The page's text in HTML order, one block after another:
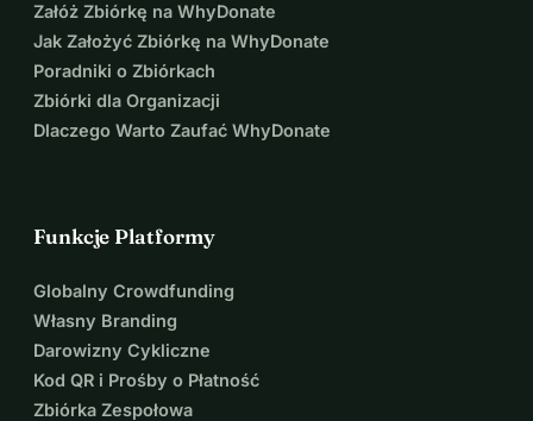
Załóż Zbiórkę na WhyDonate
Jak Założyć Zbiórkę na WhyDonate
Poradniki o Zbiórkach
Zbiórki dla Organizacji
Dlaczego Warto Zaufać WhyDonate
Funkcje Platformy
Globalny Crowdfunding
Własny Branding
Darowizny Cykliczne
Kod QR i Prośby o Płatność
Zbiórka Zespołowa